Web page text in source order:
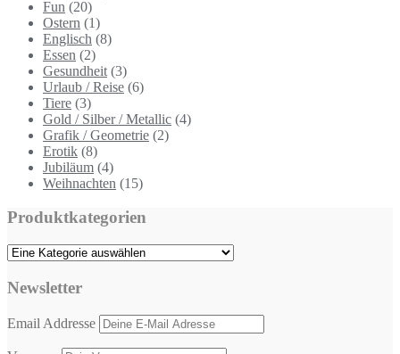
Fun (20)
Ostern (1)
Englisch (8)
Essen (2)
Gesundheit (3)
Urlaub / Reise (6)
Tiere (3)
Gold / Silber / Metallic (4)
Grafik / Geometrie (2)
Erotik (8)
Jubiläum (4)
Weihnachten (15)
Produktkategorien
Newsletter
Email Addresse